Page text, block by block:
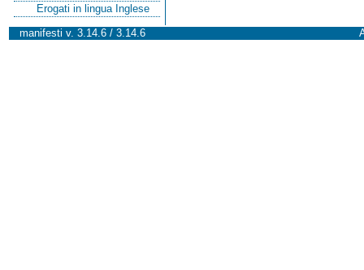
Erogati in lingua Inglese
manifesti v. 3.14.6 / 3.14.6